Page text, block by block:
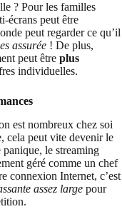
? Pour les familles
écrans peut être
peut regarder ce qu’il
assurée ! De plus,
peut être plus
individuelles.
est nombreux chez soi
cela peut vite devenir le
le streaming
géré comme un chef
connexion Internet, c’est
assez large pour